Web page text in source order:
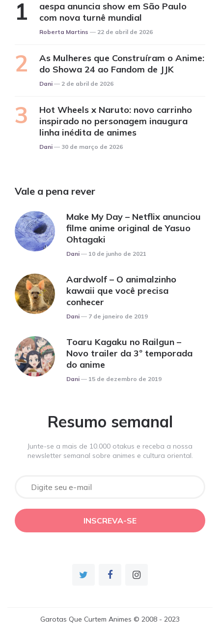
aespa anuncia show em São Paulo
com nova turnê mundial
Posted
Roberta Martins 22 de abril de 2026
As Mulheres que Construíram o Anime:
do Showa 24 ao Fandom de JJK
Posted
Dani 2 de abril de 2026
Hot Wheels x Naruto: novo carrinho
inspirado no personagem inaugura
linha inédita de animes
Posted
Dani 30 de março de 2026
Vale a pena rever
Make My Day – Netflix anunciou
filme anime original de Yasuo
Ohtagaki
Posted
Dani 10 de junho de 2021
Aardwolf – O animalzinho
kawaii que você precisa
conhecer
Posted
Dani 7 de janeiro de 2019
Toaru Kagaku no Railgun –
Novo trailer da 3º temporada
do anime
Posted
Dani 15 de dezembro de 2019
Resumo semanal
Junte-se a mais de 10.000 otakus e receba a nossa
newsletter semanal sobre animes e cultura oriental.
Garotas Que Curtem Animes © 2008 - 2023